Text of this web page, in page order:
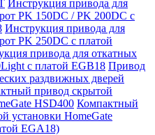
Инструкция привода для
PK 150DC / PK 200DC с
Инструкция привода для
PK 250DC с платой
привода для откатных
с платой EGB18 Привод
раздвижных дверей
привод скрытой
HSD400 Компактный
установки HomeGate
EGA18)